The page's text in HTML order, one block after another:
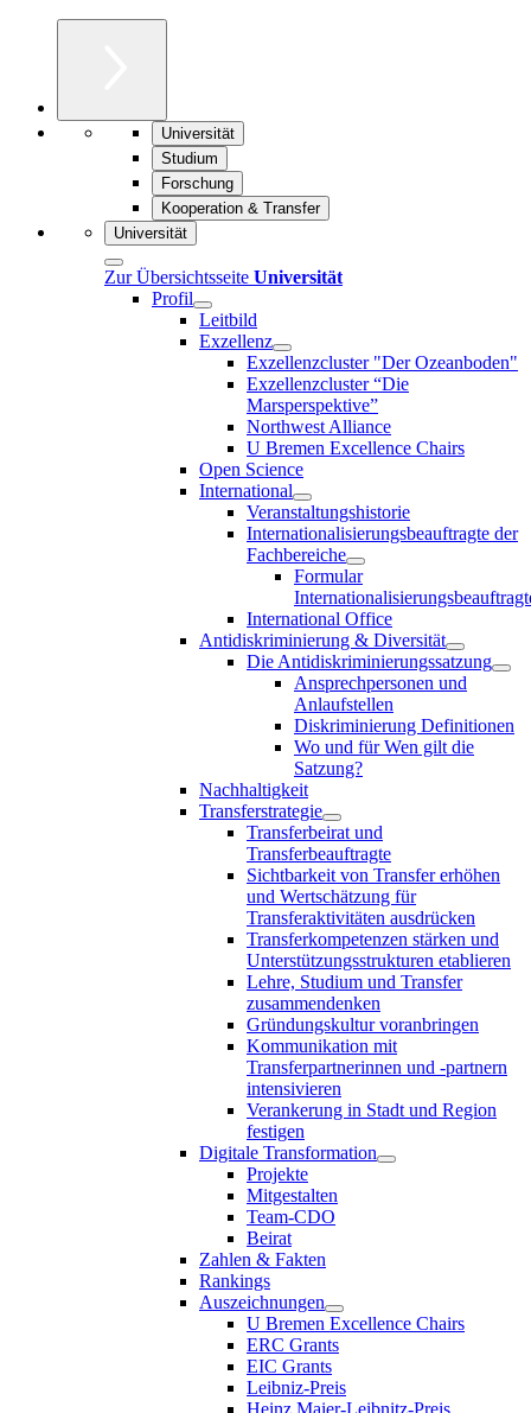
Universität
Studium
Forschung
Kooperation & Transfer
Universität
Zur Übersichtsseite Universität
Profil
Leitbild
Exzellenz
Exzellenzcluster "Der Ozeanboden"
Exzellenzcluster “Die
Marsperspektive”
Northwest Alliance
U Bremen Excellence Chairs
Open Science
International
Veranstaltungshistorie
Internationalisierungsbeauftragte der
Fachbereiche
Formular
International Office
Antidiskriminierung & Diversität
Die Antidiskriminierungssatzung
Ansprechpersonen und
Anlaufstellen
Diskriminierung Definitionen
Wo und für Wen gilt die
Satzung?
Nachhaltigkeit
Transferstrategie
Transferbeirat und
Transferbeauftragte
Sichtbarkeit von Transfer erhöhen
und Wertschätzung für
Transferaktivitäten ausdrücken
Transferkompetenzen stärken und
Unterstützungsstrukturen etablieren
Lehre, Studium und Transfer
zusammendenken
Gründungskultur voranbringen
Kommunikation mit
Transferpartnerinnen und -partnern
intensivieren
Verankerung in Stadt und Region
festigen
Digitale Transformation
Projekte
Mitgestalten
Team-CDO
Beirat
Zahlen & Fakten
Rankings
Auszeichnungen
U Bremen Excellence Chairs
ERC Grants
EIC Grants
Leibniz-Preis
Heinz Maier-Leibnitz-Preis